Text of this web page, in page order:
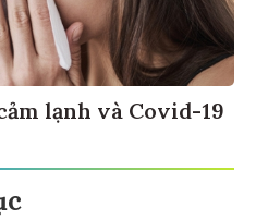
lạnh và Covid-19